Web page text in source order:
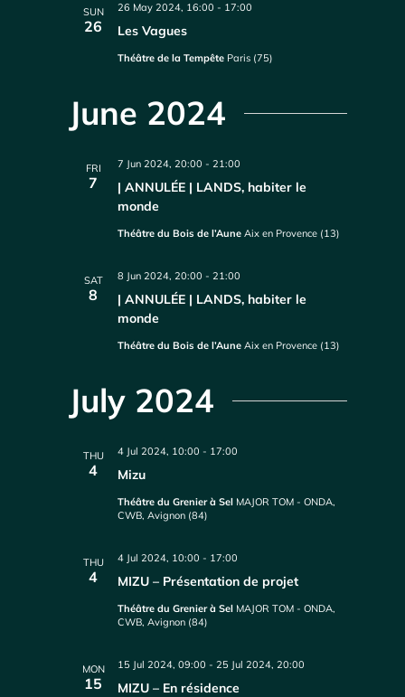
SUN
26 Les Vagues
26 May 2024, 16:00 - 17:00
Théâtre de la Tempête Paris (75)
June 2024
FRI
7
| ANNULÉE | LANDS, habiter le
monde
7 Jun 2024, 20:00 -21:00
Théâtre du Bois de l’AuneAix en Provence (13)
SAT
8
| ANNULÉE | LANDS, habiter le
monde
8 Jun 2024, 20:00 -21:00
Théâtre du Bois de l’AuneAix en Provence (13)
July 2024
THU
4 Mizu
4 Jul 2024, 10:00 - 17:00
Théâtre du Grenier à Sel MAJOR TOM - ONDA,
CWB, Avignon (84)
THU
4 MIZU – Présentation de projet
4 Jul 2024, 10:00 - 17:00
Théâtre du Grenier à Sel MAJOR TOM - ONDA,
CWB, Avignon (84)
MON
15 MIZU – En résidence
15 Jul 2024, 09:00 -25 Jul 2024, 20:00